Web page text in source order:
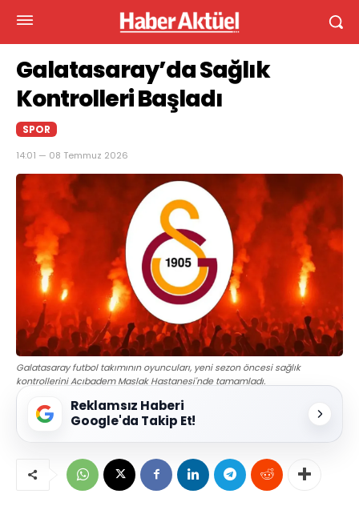
Galatasaray’da Sağlık
Kontrolleri Başladı
SPOR
14:01 — 08 Temmuz 2026
Galatasaray futbol takımının oyuncuları, yeni sezon öncesi sağlık
kontrollerini Acıbadem Maslak Hastanesi'nde tamamladı.
Reklamsız Haberi
Google'da Takip Et!